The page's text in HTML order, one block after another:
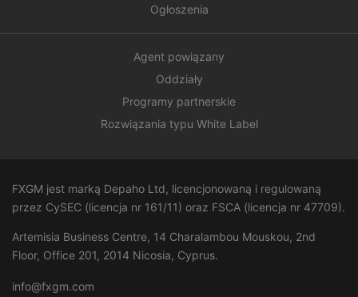
Ogłoszenia
Agent powiązany
Oddziały
Programy partnerskie
Rozwiązania typu White Label
FXGM jest marką Depaho Ltd, licencjonowaną i regulowaną
przez CySEC (licencja nr 161/11) oraz FSCA (licencja nr 47709).
Artemisia Business Centre, 14 Charalambou Mouskou, 2nd
Floor, Office 201, 2014 Nicosia, Cyprus.
info@fxgm.com